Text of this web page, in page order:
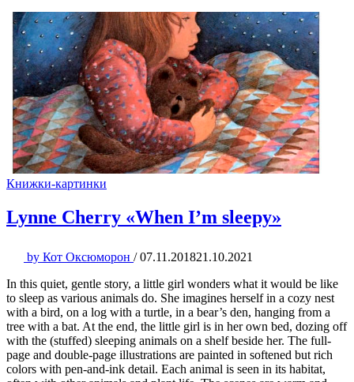
Книжки-картинки
Lynne Cherry «When I’m sleepy»
by Кот Оксюморон / 07.11.201821.10.2021
In this quiet, gentle story, a little girl wonders what it would be like
to sleep as various animals do. She imagines herself in a cozy nest
with a bird, on a log with a turtle, in a bear’s den, hanging from a
tree with a bat. At the end, the little girl is in her own bed, dozing off
with the (stuffed) sleeping animals on a shelf beside her. The full-
page and double-page illustrations are painted in softened but rich
colors with pen-and-ink detail. Each animal is seen in its habitat,